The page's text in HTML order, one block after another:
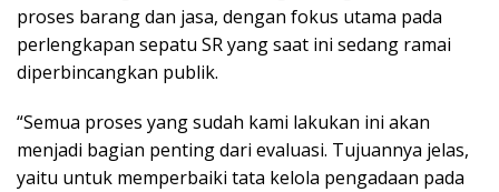
proses barang dan jasa, dengan fokus utama pada
perlengkapan sepatu SR yang saat ini sedang ramai
diperbincangkan publik.
“Semua proses yang sudah kami lakukan ini akan
menjadi bagian penting dari evaluasi. Tujuannya jelas,
yaitu untuk memperbaiki tata kelola pengadaan pada